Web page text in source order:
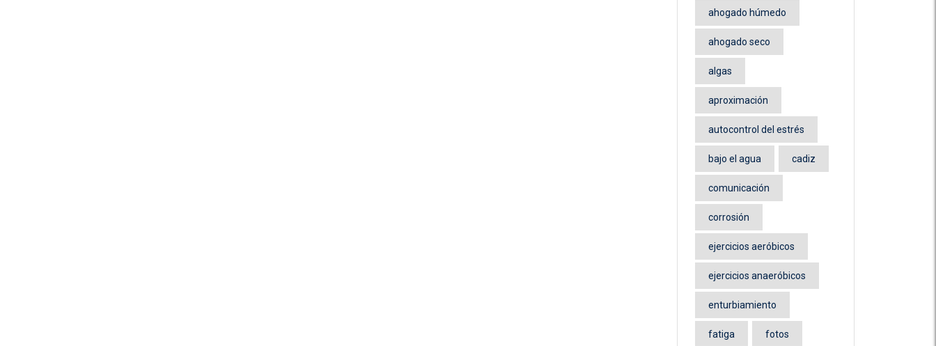
ahogado húmedo
ahogado seco
algas
aproximación
autocontrol del estrés
bajo el agua cadiz
comunicación
corrosión
ejercicios aeróbicos
ejercicios anaeróbicos
enturbiamiento
fatiga fotos